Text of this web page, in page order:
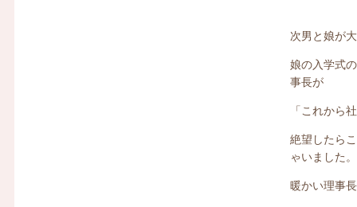
次男と娘が
娘の入学式
事長が
「これから
絶望したら
ゃいました。
暖かい理事